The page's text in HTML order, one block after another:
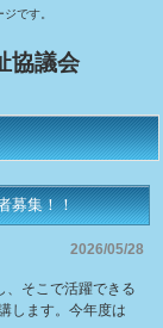
です。
協議会
募集！！
2026/05/28
、そこで活躍できる
します。今年度は